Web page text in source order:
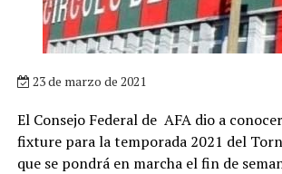
23 de marzo de 2021
El Consejo Federal de AFA dio a
fixture para la temporada 2021 del
que se pondrá en marcha el fin de